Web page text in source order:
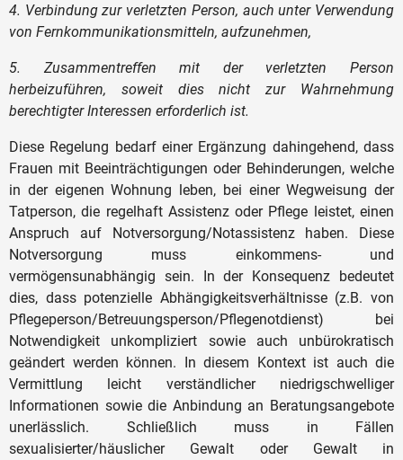
4. Verbindung zur verletzten Person, auch unter Verwendung
von Fernkommunikationsmitteln, aufzunehmen,
5. Zusammentreffen mit der verletzten Person
herbeizuführen, soweit dies nicht zur Wahrnehmung
berechtigter Interessen erforderlich ist.
Diese Regelung bedarf einer Ergänzung dahingehend, dass
Frauen mit Beeinträchtigungen oder Behinderungen, welche
in der eigenen Wohnung leben, bei einer Wegweisung der
Tatperson, die regelhaft Assistenz oder Pflege leistet, einen
Anspruch auf Notversorgung/Notassistenz haben. Diese
Notversorgung muss einkommens- und
vermögensunabhängig sein. In der Konsequenz bedeutet
dies, dass potenzielle Abhängigkeitsverhältnisse (z.B. von
Pflegeperson/Betreuungsperson/Pflegenotdienst) bei
Notwendigkeit unkompliziert sowie auch unbürokratisch
geändert werden können. In diesem Kontext ist auch die
Vermittlung leicht verständlicher niedrigschwelliger
Informationen sowie die Anbindung an Beratungsangebote
unerlässlich. Schließlich muss in Fällen
sexualisierter/häuslicher Gewalt oder Gewalt in